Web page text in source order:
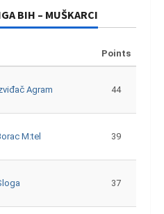
BIH – MUŠKARCI
Points
Agram 44
M:tel 39
37